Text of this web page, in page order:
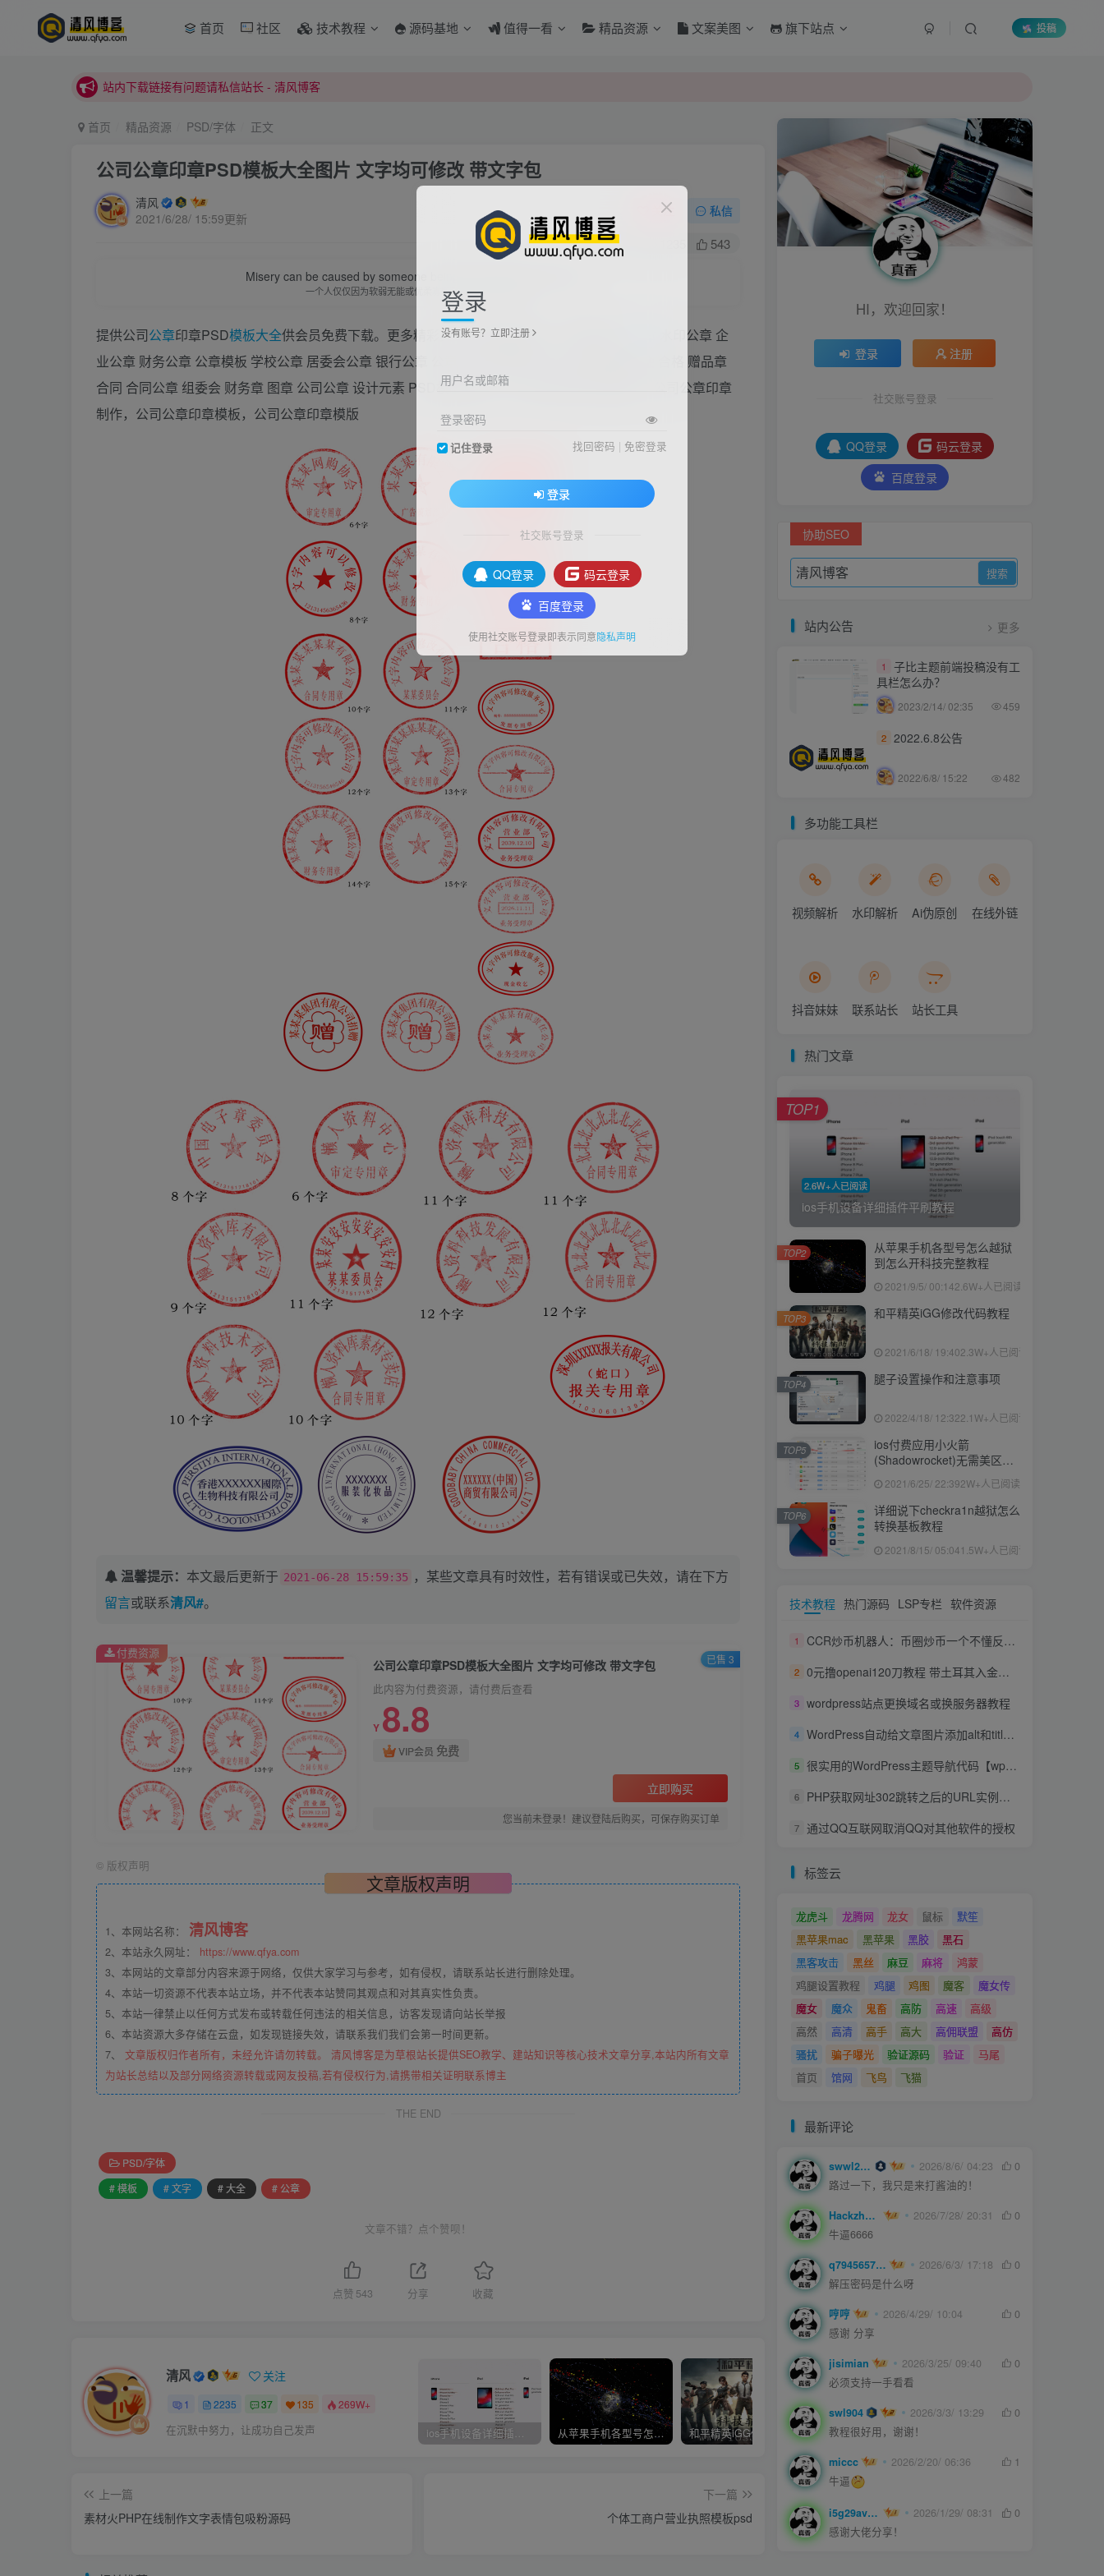
首页 社区 技术教程 源码基地 值得一看 精品资源 文案美图 旗下站点 投稿
本站正式开启推广，具体查看个人中心。
本站正式开启推广，具体查看个人中心。
站内下载链接有问题请私信站长 - 清风博客
首页 精品资源 PSD/字体 正文
公司公章印章PSD模板大全图片 文字均可修改 带文字包
清风
2021/6/28/ 15:59更新
关注 私信
543
Misery can be caused by someone being just weak and indecisive.
一个人仅仅因为软弱无能或优柔寡断就完全可能招致痛苦
提供公司公章印章PSD模板大全供会员免费下载。更多精彩其它证书模板素材。 专用章 电子
水印公章 企
业公章 财务公章 公章模板 学校公章 居委会公章 银行公章 公章 印泥 发票章 中华人民共和国 税金 合格 赠品章
合同 合同公章 组委会 财务章 图章 公司公章 设计元素 PSD模板 分层 ，公司公章印章分层素材，公司公章印章
制作，公司公章印章模板，公司公章印章模版
温馨提示： 本文最后更新于 2021-06-28 15:59:35
，某些文章具有时效性，若有错误或已失效，请在下方
留言或联系清风#。
公司公章印章PSD模板大全图片 文字均可修改 带文字包
此内容为付费资源，请付费后查看
Y 8.8
VIP会员 免费
立即购买
您当前未登录！建议登陆后购买，可保存购买订单
付费资源 已售 3
© 版权声明
文章版权声明
1、本网站名称： 清风博客
2、本站永久网址： https://www.qfya.com
3、本网站的文章部分内容来源于网络，仅供大家学习与参考，如有侵权，请联系站长进行删除处理。
4、本站一切资源不代表本站立场，并不代表本站赞同其观点和对其真实性负责。
5、本站一律禁止以任何方式发布或转载任何违法的相关信息，访客发现请向站长举报
6、本站资源大多存储在云盘，如发现链接失效，请联系我们我们会第一时间更新。
7、 文章版权归作者所有，未经允许请勿转载。 清风博客是为草根站长提供SEO教学、建站知识等核心技术文章分享,本站内所有文章
为站长总结以及部分网络资源转载或网友投稿,若有侵权行为,请携带相关证明联系博主
THE END
PSD/字体
# 模板
# 文字 # 大全 # 公章
文章不错？点个赞呗！
点赞 543 分享 收藏
清风 关注
1 2235 37 135 269W+
在沉默中努力，让成功自己发声 ios手机设备详细插件平刷教程 从苹果手机各型号怎么越狱到怎么开科技完整教程 和平精英iGG修改代码教程 腿子设置操作和注意事项
上一篇
素材火PHP在线制作文字表情包吸粉源码
下一篇
个体工商户营业执照模板psd
HI，欢迎回家！
登录 注册
社交账号登录
QQ登录
码云登录
百度登录
协助SEO
站内公告 更多
1
子比主题前端投稿没有工
具栏怎么办？
2023/2/14/ 02:35 459
2 2022.6.8公告
2022/6/8/ 15:22 482
多功能工具栏
视频解析 水印解析 Ai伪原创 在线外链
抖音妹妹 联系站长 站长工具
热门文章
2.6W+人已阅读
ios手机设备详细插件平刷教程
TOP1
从苹果手机各型号怎么越狱
到怎么开科技完整教程
2021/9/5/ 00:142.6W+人已阅读
TOP2
和平精英iGG修改代码教程
2021/6/18/ 19:402.3W+人已阅读
TOP3
腿子设置操作和注意事项
2022/4/18/ 12:322.1W+人已阅读
TOP4
ios付费应用小火箭
(Shadowrocket)无需美区苹
2021/6/25/ 22:392W+人已阅读
TOP5
详细说下checkra1n越狱怎么
转换基板教程
2021/8/15/ 05:04 1.5W+人已阅读
TOP6
技术教程 热门源码 LSP专栏 软件资源
1 CCR炒币机器人：币圈炒币一个不懂反思的韭菜如何翻身？
2 0元撸openai120刀教程 带土耳其入金方法
3 wordpress站点更换域名或换服务器教程
4 WordPress自动给文章图片添加alt和title信息
5 很实用的WordPress主题导航代码【wp美化】
6 PHP获取网址302跳转之后的URL实例代码
7 通过QQ互联网取消QQ对其他软件的授权
标签云
龙虎斗 龙腾网 龙女 鼠标
默笙
黑苹果mac
黑苹果 黑胶
黑石
黑客攻击
黑丝 麻豆 麻将
鸿蒙
鸡腿设置教程
鸡腿 鸡图 魔客
魔女传
魔女
魔众 鬼畜 高防 高速
高级
高然
高清 高手 高大 高佣联盟
高仿
骚扰
骗子曝光 验证源码 验证
马尾
首页
馆网 飞鸟 飞猫
最新评论
swwl2457 2026/8/6/ 04:23
0
路过一下，我只是来打酱油的！
Hackzheng 2026/7/28/ 20:31
0
牛逼6666
q794565750 2026/6/3/ 17:18
0
解压密码是什么呀
哼哼 2026/4/29/ 10:04
0
感谢 分享
jisimian 2026/3/25/ 09:40
0
必须支持一手看看
swl904 2026/3/3/ 13:29
0
教程很好用，谢谢！
miccc 2026/2/20/ 06:36
1
牛逼
i5g29ave0m 2026/1/29/ 08:31
0
感谢大佬分享！
登录
没有账号？立即注册
用户名或邮箱
登录密码
记住登录 找回密码 | 免密登录
登录
社交账号登录
QQ登录
码云登录
百度登录
使用社交账号登录即表示同意隐私声明